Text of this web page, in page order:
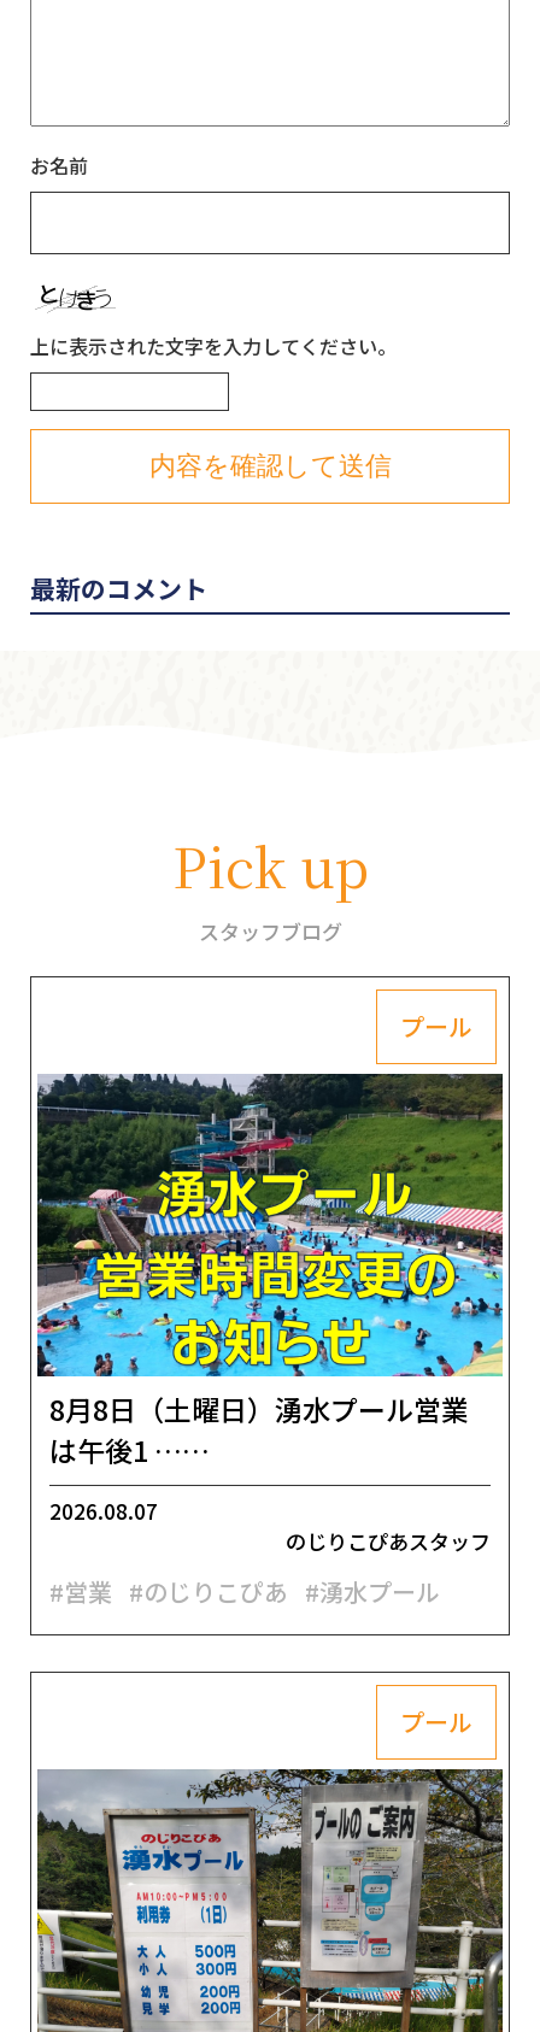
お名前
上に表示された文字を入力してください。
最新のコメント
Pick up
スタッフブログ
プール
8月8日（土曜日）湧水プール営業
は午後1 ……
2026.08.07
のじりこぴあスタッフ
#営業 #のじりこぴあ #湧水プール
プール